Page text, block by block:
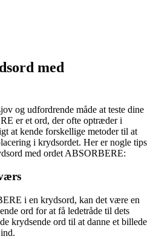
med
og udfordrende måde at teste dine
er et ord, der ofte optræder i
at kende forskellige metoder til at
i krydsordet. Her er nogle tips
med ordet ABSORBERE:
i en krydsord, kan det være en
ord for at få ledetråde til dets
krydsende ord til at danne et billede